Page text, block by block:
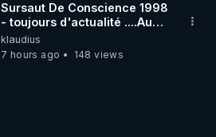
Sursaut De Conscience 1998
- toujours d'actualité ....Au
Dela Du Réel
klaudius
7 hours ago
148 views